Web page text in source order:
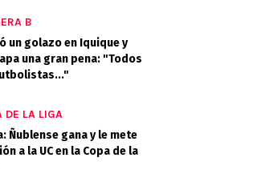
B
un golazo en Iquique y
una gran pena: "Todos
DE LA LIGA
Ñublense gana y le mete
a la UC en la Copa de la